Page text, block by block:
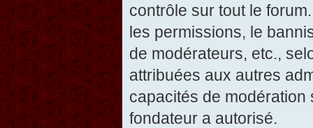
contrôle sur tout le
les permissions, le
de modérateurs, etc.,
attribuées aux autres
capacités de modération
fondateur a autorisé.